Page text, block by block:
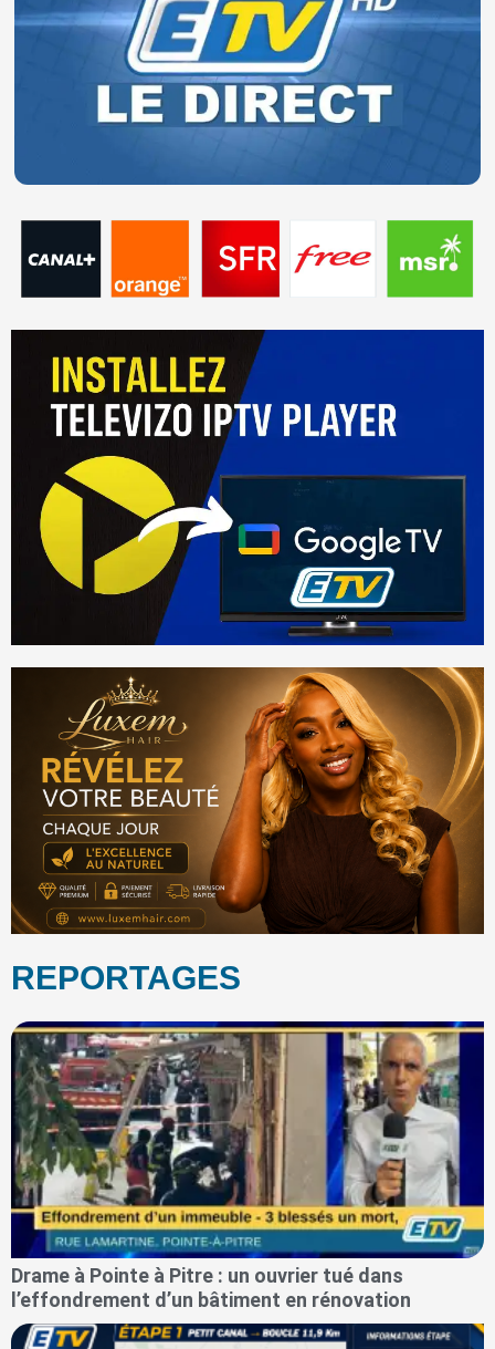
REPORTAGES
Drame à Pointe à Pitre : un ouvrier tué dans
l’effondrement d’un bâtiment en rénovation